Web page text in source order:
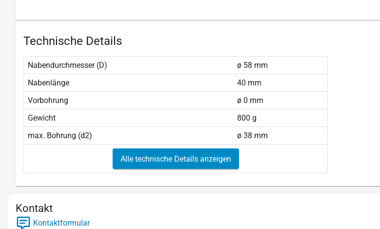
Technische Details
Nabendurchmesser (D)
ø 58 mm
Nabenlänge
40 mm
Vorbohrung
ø 0 mm
Gewicht
800 g
max. Bohrung (d2)
ø 38 mm
Alle technische Details anzeigen
Kontakt
Kontaktformular